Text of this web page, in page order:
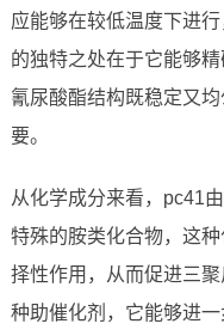
应能够在较低温度下进
的独特之处在于它能够
氰尿酸酯结构既稳定又
要。
从化学成分来看，pc41
特殊的胺类化合物，这
择性作用，从而促进三
种助催化剂，它能够进